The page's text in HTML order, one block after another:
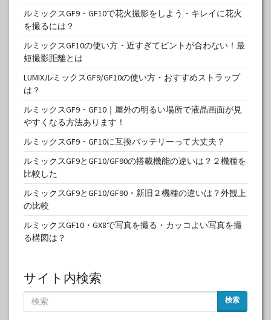
ルミックスGF9・GF10で花火撮影をしよう・キレイに花火
を撮るには？
ルミックスGF10の使い方・近すぎてピントが合わない！最
短撮影距離とは
LUMIXルミックスGF9/GF10の使い方・おすすめストラップ
は？
ルミックスGF9・GF10｜屋外の明るい場所で液晶画面が見
やすくなる方法あります！
ルミックスGF9・GF10に互換バッテリーって大丈夫？
ルミックスGF9とGF10/GF90の搭載機能の違いは？２機種を
比較した
ルミックスGF9とGF10/GF90・新旧２機種の違いは？外観上
の比較
ルミックスGF10・GX8で写真を撮る・カッコよい写真を撮
る構図は？
サイト内検索
検索